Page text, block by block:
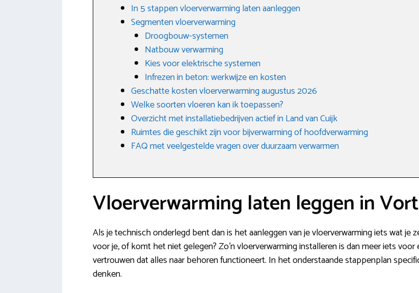
In 5 stappen vloerverwarming laten aanleggen
Segmenten vloerverwarming
Droogbouw-systemen
Natbouw verwarming
Kies voor elektrische systemen
Infrezen in beton: werkwijze en kosten
Geschatte kosten vloerverwarming augustus 2026
Welke soorten vloeren kan ik toepassen?
Overzicht met installatiebedrijven actief in Land van Cuijk
Ruimtes die geschikt zijn voor bijverwarming of hoofdverwarming
FAQ met veelgestelde vragen over duurzaam verwarmen
Vloerverwarming laten leggen in
Als je technisch onderlegd bent dan is het aanleggen van je vloerverwarming iets wat je
voor je, of komt het niet gelegen? Zo’n vloerverwarming installeren is dan meer iets
vertrouwen dat alles naar behoren functioneert. In het onderstaande stappenplan
denken.